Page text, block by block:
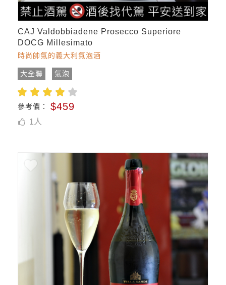
CAJ Valdobbiadene Prosecco Superiore
DOCG Millesimato
時尚帥氣的義大利氣泡酒
大全聯 氣泡
參考價： $459
1 人